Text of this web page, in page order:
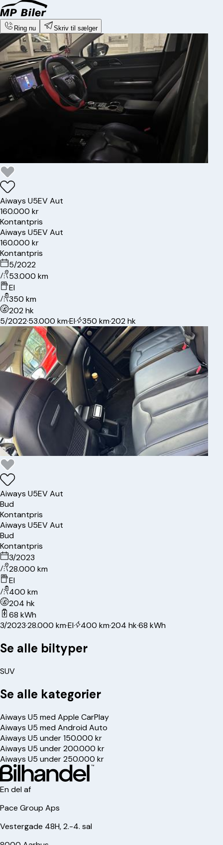
Ring nu Skriv til sælger
Aiways U5EV Aut
160.000 kr
Kontantpris
Aiways U5EV Aut
160.000 kr
Kontantpris
5/2022
53.000 km
El
350 km
202 hk
5/2022·53.000 km·El· 350 km·202 hk
Aiways U5EV Aut
Bud
Kontantpris
Aiways U5EV Aut
Bud
Kontantpris
3/2023
28.000 km
El
400 km
204 hk
68 kWh
3/2023·28.000 km·El· 400 km·204 hk·68 kWh
Se alle biltyper
SUV
Se alle kategorier
Aiways U5 med Apple CarPlay
Aiways U5 med Android Auto
Aiways U5 under 150.000 kr
Aiways U5 under 200.000 kr
Aiways U5 under 250.000 kr
En del af
Pace Group Aps
Vestergade 48H, 2.-4. sal